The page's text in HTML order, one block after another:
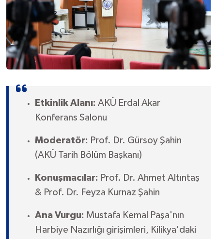
Etkinlik Alanı: AKÜ Erdal Akar
Konferans Salonu
Moderatör: Prof. Dr. Gürsoy Şahin
(AKÜ Tarih Bölüm Başkanı)
Konuşmacılar: Prof. Dr. Ahmet Altıntaş
& Prof. Dr. Feyza Kurnaz Şahin
Ana Vurgu: Mustafa Kemal Paşa'nın
Harbiye Nazırlığı girişimleri, Kilikya'daki